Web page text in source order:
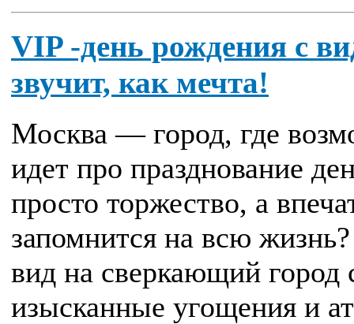
VIP -день рождения с
звучит, как мечта!
Москва — город, где
идет про празднование
просто торжество, а
запомнится на всю
вид на сверкающий город
изысканные угощения и